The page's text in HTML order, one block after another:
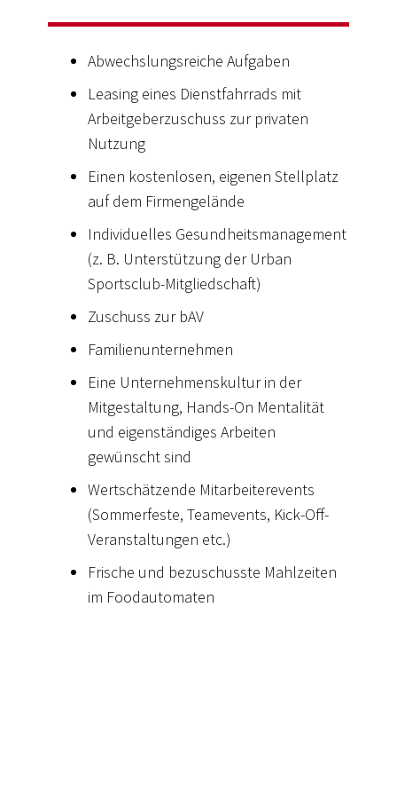
Abwechslungsreiche Aufgaben
Leasing eines Dienstfahrrads mit
Arbeitgeberzuschuss zur privaten
Nutzung
Einen kostenlosen, eigenen Stellplatz
auf dem Firmengelände
Individuelles Gesundheitsmanagement
(z. B. Unterstützung der Urban
Sportsclub-Mitgliedschaft)
Zuschuss zur bAV
Familienunternehmen
Eine Unternehmenskultur in der
Mitgestaltung, Hands-On Mentalität
und eigenständiges Arbeiten
gewünscht sind
Wertschätzende Mitarbeiterevents
(Sommerfeste, Teamevents, Kick-Off-
Veranstaltungen etc.)
Frische und bezuschusste Mahlzeiten
im Foodautomaten